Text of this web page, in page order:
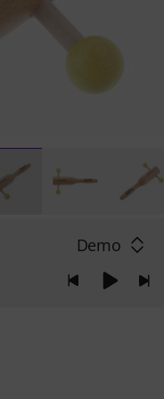
Demo